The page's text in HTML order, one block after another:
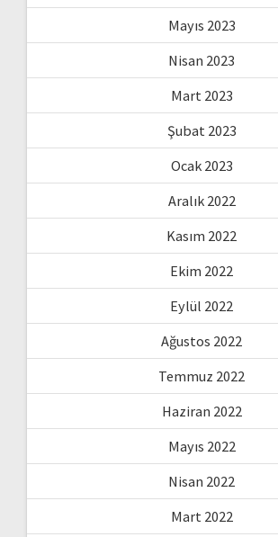
Mayıs 2023
Nisan 2023
Mart 2023
Şubat 2023
Ocak 2023
Aralık 2022
Kasım 2022
Ekim 2022
Eylül 2022
Ağustos 2022
Temmuz 2022
Haziran 2022
Mayıs 2022
Nisan 2022
Mart 2022